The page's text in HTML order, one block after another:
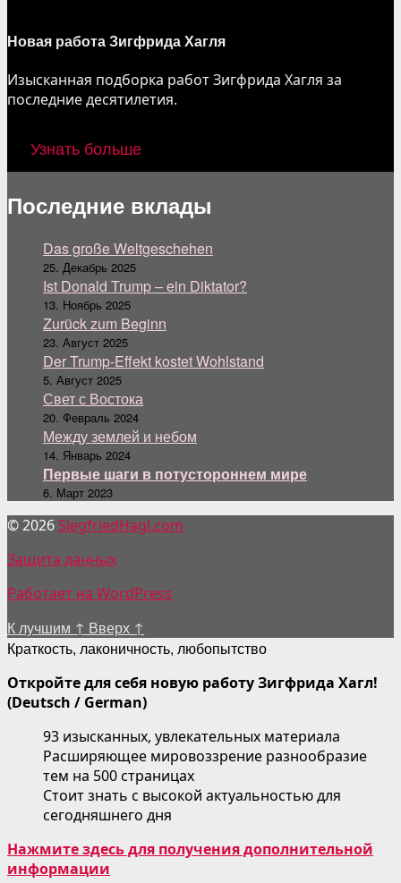
Новая работа Зигфрида Хагля
Изысканная подборка работ Зигфрида Хагля за
последние десятилетия.
Узнать больше
Последние вклады
Das große Weltgeschehen
25. Декабрь 2025
Ist Donald Trump – ein Diktator?
13. Ноябрь 2025
Zurück zum Beginn
23. Август 2025
Der Trump-Effekt kostet Wohlstand
5. Август 2025
Свет с Востока
20. Февраль 2024
Между землей и небом
14. Январь 2024
Первые шаги в потустороннем мире
6. Март 2023
© 2026 SiegfriedHagl.com
Защита данных
Работает на WordPress
К лучшим ↑ Вверх ↑
Краткость, лаконичность, любопытство
Откройте для себя новую работу Зигфрида Хагл!
(Deutsch / German)
93 изысканных, увлекательных материала
Расширяющее мировоззрение разнообразие
тем на 500 страницах
Стоит знать с высокой актуальностью для
сегодняшнего дня
Нажмите здесь для получения дополнительной
информации